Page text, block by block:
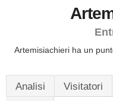
Artemisiachieri ha un
Analisi Visitatori